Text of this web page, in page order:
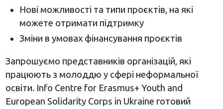
Нові можливості та типи проєктів, на які
можете отримати підтримку
Зміни в умовах фінансування проєктів
Запрошуємо представників організацій, які
працюють з молоддю у сфері неформальної
освіти. Info Centre for Erasmus+ Youth and
European Solidarity Corps in Ukraine готовий